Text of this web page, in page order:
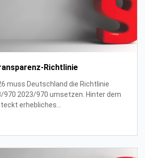
Richtlinie
muss Deutschland die Richtlinie
970 2023/970 umsetzen. Hinter dem
erhebliches